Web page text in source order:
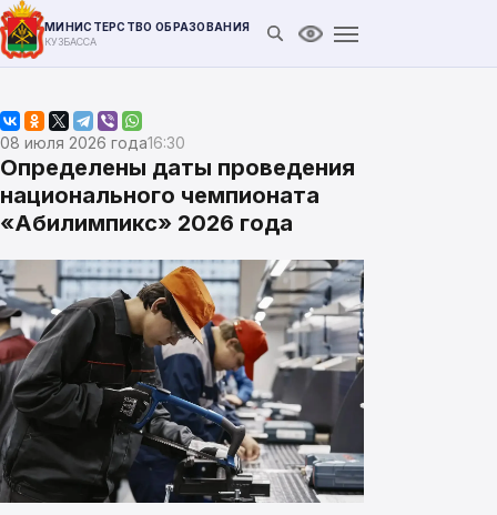
МИНИСТЕРСТВО ОБРАЗОВАНИЯ
КУЗБАССА Открыть поиск
Версия для
08 июля 2026 года16:30
Определены даты проведения
национального чемпионата
«Абилимпикс» 2026 года